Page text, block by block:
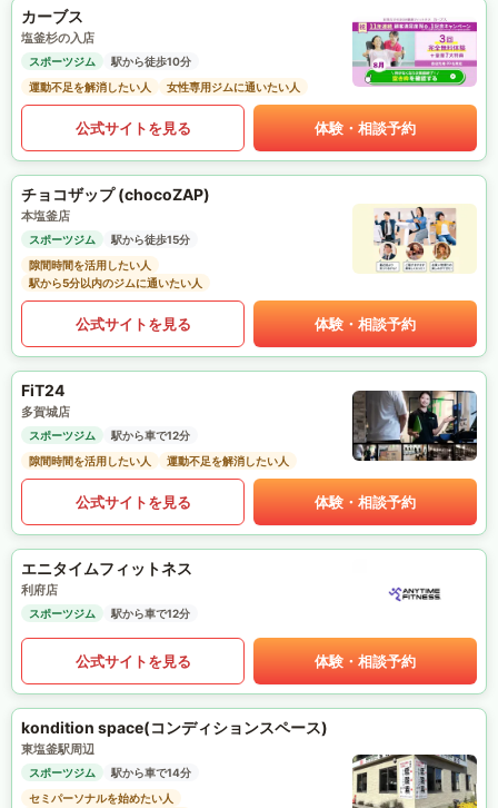
カーブス
塩釜杉の入店
スポーツジム
駅から徒歩10分
運動不足を解消したい人
女性専用ジムに通いたい人
公式サイトを見る 体験・相談予約
チョコザップ (chocoZAP)
本塩釜店
スポーツジム
駅から徒歩15分
隙間時間を活用したい人
駅から5分以内のジムに通いたい人
公式サイトを見る 体験・相談予約
FiT24
多賀城店
スポーツジム
駅から車で12分
隙間時間を活用したい人
運動不足を解消したい人
公式サイトを見る 体験・相談予約
エニタイムフィットネス
利府店
スポーツジム 駅から車で12分
公式サイトを見る 体験・相談予約
kondition space(コンディションスペース)
東塩釜駅周辺
スポーツジム
駅から車で14分
セミパーソナルを始めたい人